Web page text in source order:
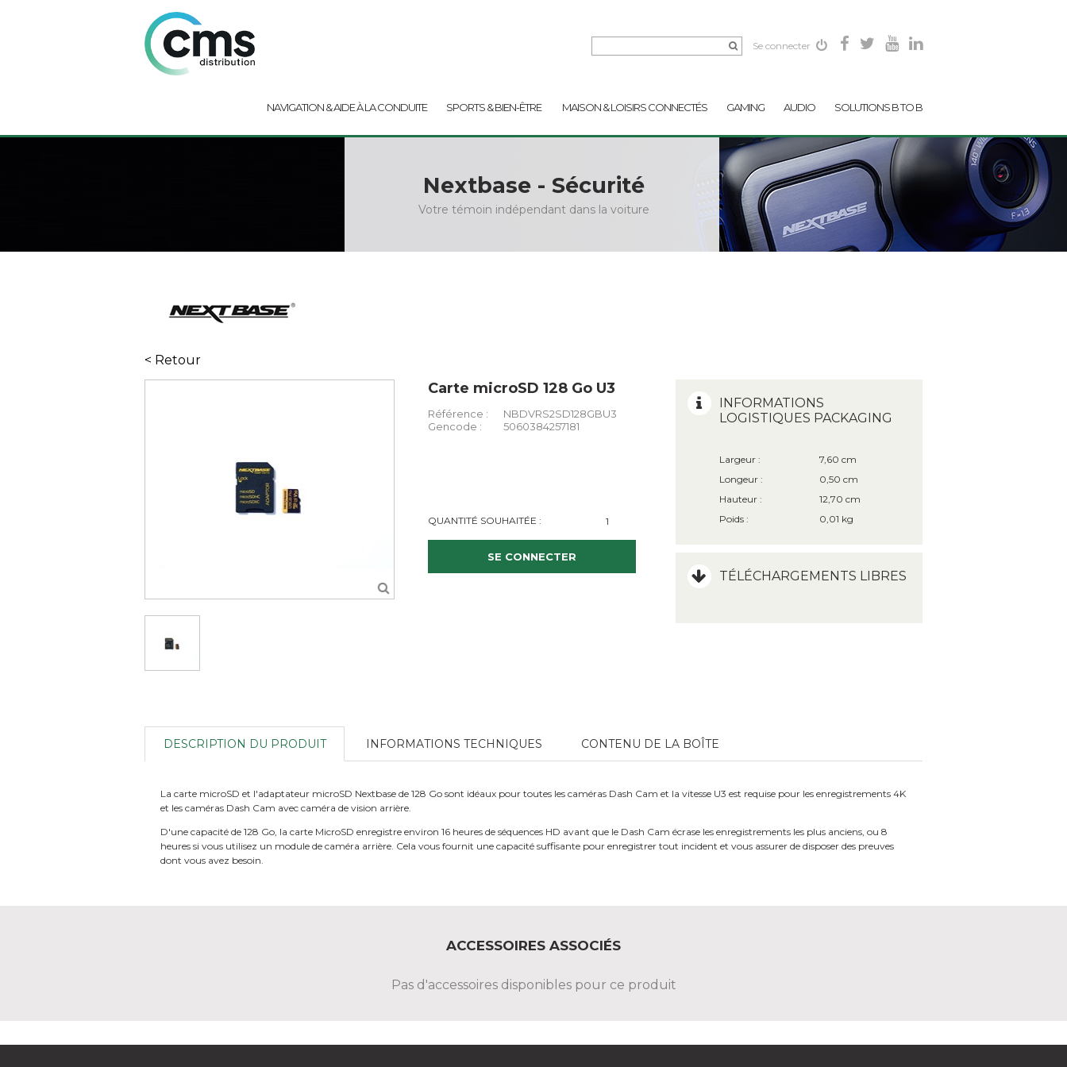
Se connecter
NAVIGATION & AIDE À LA CONDUITE SPORTS & BIEN-ÊTRE MAISON & LOISIRS CONNECTÉS GAMING AUDIO SOLUTIONS B TO B
Nextbase - Sécurité
Votre témoin indépendant dans la voiture
< Retour
Carte microSD 128 Go U3
Référence :
NBDVRS2SD128GBU3
Gencode :
5060384257181
QUANTITÉ SOUHAITÉE :
SE CONNECTER
INFORMATIONS
LOGISTIQUES PACKAGING
Largeur :
7,60 cm
Longeur :
0,50 cm
Hauteur :
12,70 cm
Poids :
0,01 kg
TÉLÉCHARGEMENTS LIBRES
DESCRIPTION DU PRODUIT
La carte microSD et l'adaptateur microSD Nextbase de 128 Go sont idéaux pour toutes les caméras Dash Cam et la vitesse U3 est requise pour les enregistrements 4K
et les caméras Dash Cam avec caméra de vision arrière.
D'une capacité de 128 Go, la carte MicroSD enregistre environ 16 heures de séquences HD avant que le Dash Cam écrase les enregistrements les plus anciens, ou 8
heures si vous utilisez un module de caméra arrière. Cela vous fournit une capacité suffisante pour enregistrer tout incident et vous assurer de disposer des preuves
dont vous avez besoin.
INFORMATIONS TECHNIQUES CONTENU DE LA BOÎTE
ACCESSOIRES ASSOCIÉS
Pas d'accessoires disponibles pour ce produit